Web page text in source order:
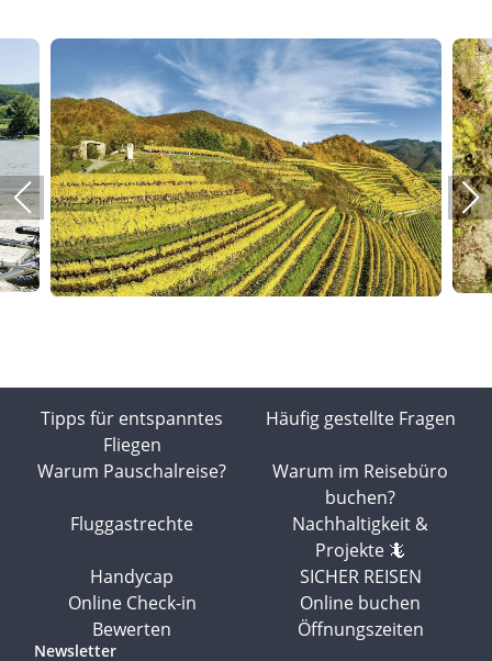
Tipps für entspanntes
Fliegen
Häufig gestellte Fragen
Warum Pauschalreise?
Warum im Reisebüro
buchen?
Fluggastrechte
Nachhaltigkeit &
Projekte 🦎
Handycap
SICHER REISEN
Online Check-in
Online buchen
Bewerten
Öffnungszeiten
Newsletter